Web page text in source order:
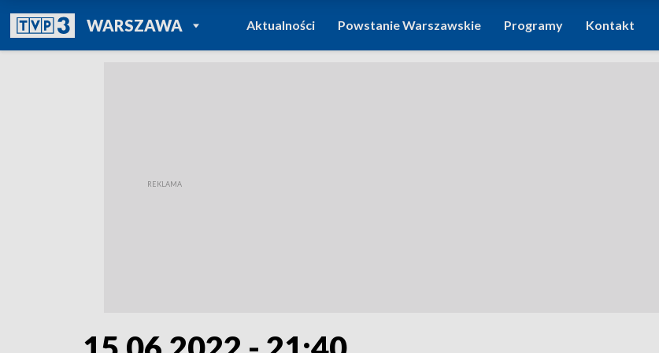
WARSZAWAPOWRÓT DO
TVP REGIONY
Aktualności Powstanie Warszawskie Programy Kontakt